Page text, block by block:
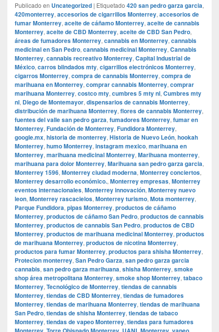
Publicado en Uncategorized | Etiquetado 420 san pedro garza garcia,
420monterrey, accesorios de cigarrillos Monterrey, accesorios de
fumar Monterrey, aceite de cáñamo Monterrey, aceite de cannabis
Monterrey, aceite de CBD Monterrey, aceite de CBD San Pedro,
áreas de fumadores Monterrey, cannabis en Monterrey, cannabis
medicinal en San Pedro, cannabis medicinal Monterrey, Cannabis
Monterrey, cannabis recreativo Monterrey, Capital Industrial de
México, carros blindados mty, cigarrillos electrónicos Monterrey,
cigarros Monterrey, compra de cannabis Monterrey, compra de
marihuana en Monterrey, comprar cannabis Monterrey, comprar
marihuana Monterrey, costco mty, cumbres 5 mty nl, Cumbres mty
nl, Diego de Montemayor, dispensarios de cannabis Monterrey,
distribución de marihuana Monterrey, flores de cannabis Monterrey,
fuentes del valle san pedro garza, fumadores Monterrey, fumar en
Monterrey, Fundación de Monterrey, Fundidora Monterrey,
google.mx, historia de monterrey, Historia de Nuevo León, hookah
Monterrey, humo Monterrey, instagram mexico, marihuana en
Monterrey, marihuana medicinal Monterrey, Marihuana monterrey,
marihuana para dolor Monterrey, Marihuana san pedro garza garcia,
Monterrey 1596, Monterrey ciudad moderna, Monterrey conciertos,
Monterrey desarrollo económico., Monterrey empresas, Monterrey
eventos internacionales, Monterrey innovación, Monterrey nuevo
leon, Monterrey rascacielos, Monterrey turismo, Mota monterrey,
Parque Fundidora, pipas Monterrey, productos de cáñamo
Monterrey, productos de cáñamo San Pedro, productos de cannabis
Monterrey, productos de cannabis San Pedro, productos de CBD
Monterrey, productos de marihuana medicinal Monterrey, productos
de marihuana Monterrey, productos de nicotina Monterrey,
productos para fumar Monterrey, productos para shisha Monterrey,
Protecion monterrey, San Pedro Garza, san pedro garza garcia
cannabis, san pedro garza marihuana, shisha Monterrey, smoke
shop área metropolitana Monterrey, smoke shop Monterrey, tabaco
Monterrey, Tecnológico de Monterrey, tiendas de cannabis
Monterrey, tiendas de CBD Monterrey, tiendas de fumadores
Monterrey, tiendas de marihuana Monterrey, tiendas de marihuana
San Pedro, tiendas de shisha Monterrey, tiendas de tabaco
Monterrey, tiendas de vapeo Monterrey, tiendas para fumadores
, , ,